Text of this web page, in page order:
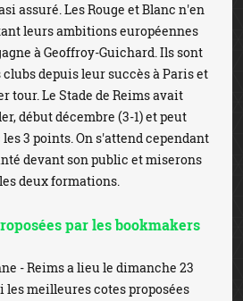
assuré. Les Rouge et Blanc n'en
leurs ambitions européennes
à Geoffroy-Guichard. Ils sont
depuis leur succès à Paris et
tour. Le Stade de Reims avait
début décembre (3-1) et peut
3 points. On s'attend cependant
devant son public et miserons
deux formations.
par les bookmakers
- Reims a lieu le dimanche 23
les meilleures cotes proposées